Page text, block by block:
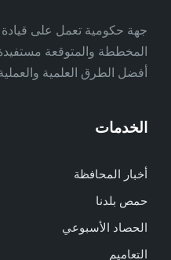
جهة حكومية تعمل على قيادة
المخططة والمتوقعة
أفضل الطرق العلمية
الخدمات
أخبار المحافظة
حمص بلدنا
الحصاد الأسبوعي
التعاميم